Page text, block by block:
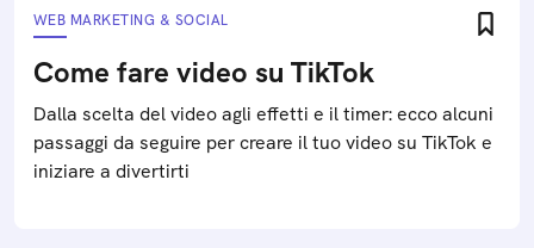
WEB MARKETING & SOCIAL
Come fare video su TikTok
Dalla scelta del video agli effetti e il timer: ecco alcuni
passaggi da seguire per creare il tuo video su TikTok e
iniziare a divertirti